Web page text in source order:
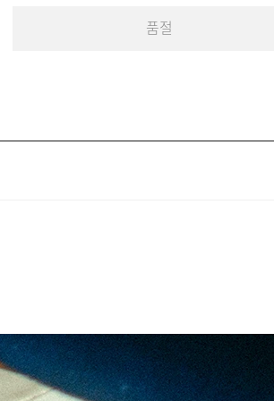
품절